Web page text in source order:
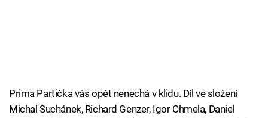
Prima Partička vás opět nenechá v klidu. Díl ve složení
Michal Suchánek, Richard Genzer, Igor Chmela, Daniel